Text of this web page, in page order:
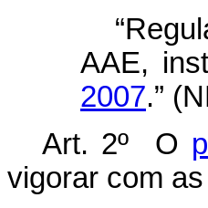
AAE,
2007.”
Art. 2º O
vigorar com